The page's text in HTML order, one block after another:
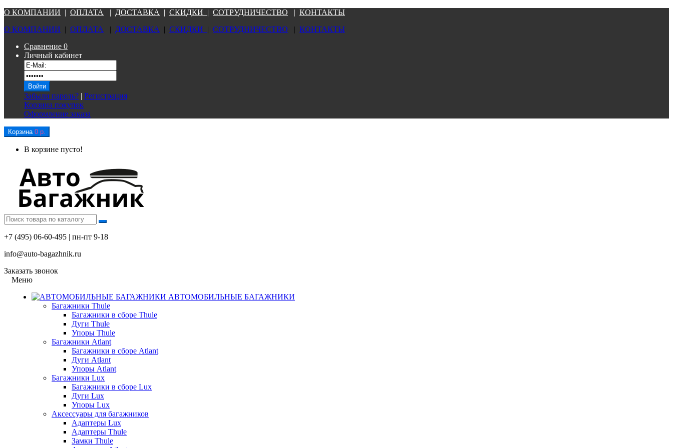
О КОМПАНИИ | ОПЛАТА | ДОСТАВКА | СКИДКИ | СОТРУДНИЧЕСТВО | КОНТАКТЫ
О КОМПАНИИ | ОПЛАТА | ДОСТАВКА | СКИДКИ | СОТРУДНИЧЕСТВО | КОНТАКТЫ
Сравнение 0
Личный кабинет
Забыли пароль? | Регистрация
Корзина покупок
Оформление заказа
Корзина 0 р.
В корзине пусто!
+7 (495) 06-60-495 | пн-пт 9-18
info@auto-bagazhnik.ru
Заказать звонок
Меню
АВТОМОБИЛЬНЫЕ БАГАЖНИКИ
Багажники Thule
Багажники в сборе Thule
Дуги Thule
Упоры Thule
Багажники Atlant
Багажники в сборе Atlant
Дуги Atlant
Упоры Atlant
Багажники Lux
Багажники в сборе Lux
Дуги Lux
Упоры Lux
Аксессуары для багажников
Адаптеры Lux
Адаптеры Thule
Замки Thule